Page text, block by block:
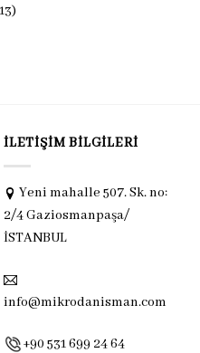
İLETIŞIM BILGILERI
Yeni mahalle 507. Sk. no:
2/4 Gaziosmanpaşa/
İSTANBUL
info@mikrodanisman.com
+90 531 699 24 64